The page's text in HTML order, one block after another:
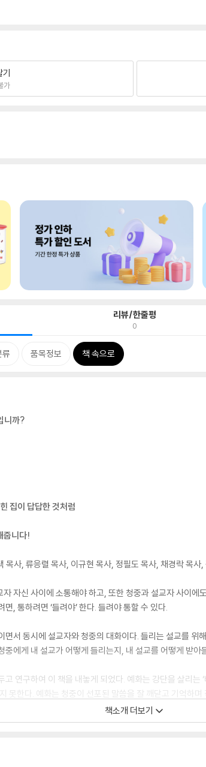
가
리뷰/한줄평
0
류 품목정보 책 속으로
니까?
집이 답답한 것처럼
줍니다!
사, 류응렬 목사, 이규현 목사, 정필도 목사, 채경락 목
자신 사이에 소통해야 하고, 또한 청중과 설교자 사이
, 통하려면 ‘들려야’ 한다. 들려야 통할 수 있다.
서 동시에 설교자와 청중의 대화이다. 들리는 설교를 위
에게 내 설교가 어떻게 들리는지, 내 설교를 어떻게 받
연구하여 이 책을 내놓게 되었다. 예화는 강단을 살리는
못한다. 예화는 청중이 선포된 말씀을 잘 깨닫고 기억하
가 설교 전달에 큰 역할을 한다는 것은 부인할 수 없는 사실
교’ ‘끌리는 설교’를 위해서 예화 사용을 강조한다. 저자
책소개 더보기